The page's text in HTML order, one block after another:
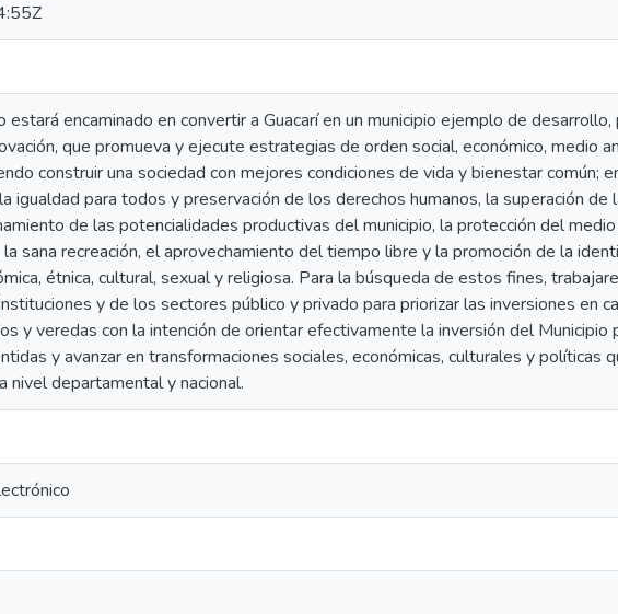
encaminado en convertir a Guacarí en un municipio ejemplo de desarrollo,
que promueva y ejecute estrategias de orden social, económico, medio
construir una sociedad con mejores condiciones de vida y bienestar común;
igualdad para todos y preservación de los derechos humanos, la superación de
de las potencialidades productivas del municipio, la protección del
sana recreación, el aprovechamiento del tiempo libre y la promoción de la
étnica, cultural, sexual y religiosa. Para la búsqueda de estos fines,
y de los sectores público y privado para priorizar las inversiones en
y veredas con la intención de orientar efectivamente la inversión del Municipio
y avanzar en transformaciones sociales, económicas, culturales y políticas
nivel departamental y nacional.